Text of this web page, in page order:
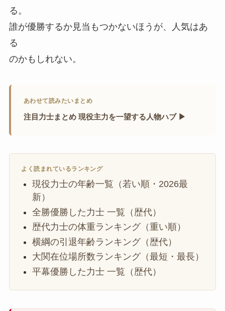
る。
誰が優勝するか見当もつかないほうが、人気はあ
る
のかもしれない。
あわせて読みたいまとめ
注目力士まとめ 現役主力を一望する人物ハブ ▶
よく読まれているランキング
現役力士の年齢一覧（若い順・2026最
新）
全勝優勝した力士 一覧（歴代）
歴代力士の体重ランキング（重い順）
横綱の引退年齢ランキング（歴代）
大関在位場所数ランキング（最短・最長）
平幕優勝した力士 一覧（歴代）